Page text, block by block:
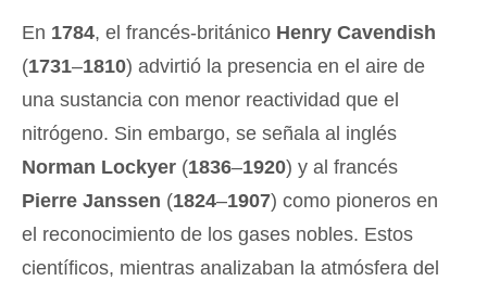
En 1784, el francés-británico Henry Cavendish
(1731–1810) advirtió la presencia en el aire de
una sustancia con menor reactividad que el
nitrógeno. Sin embargo, se señala al inglés
Norman Lockyer (1836–1920) y al francés
Pierre Janssen (1824–1907) como pioneros en
el reconocimiento de los gases nobles. Estos
científicos, mientras analizaban la atmósfera del